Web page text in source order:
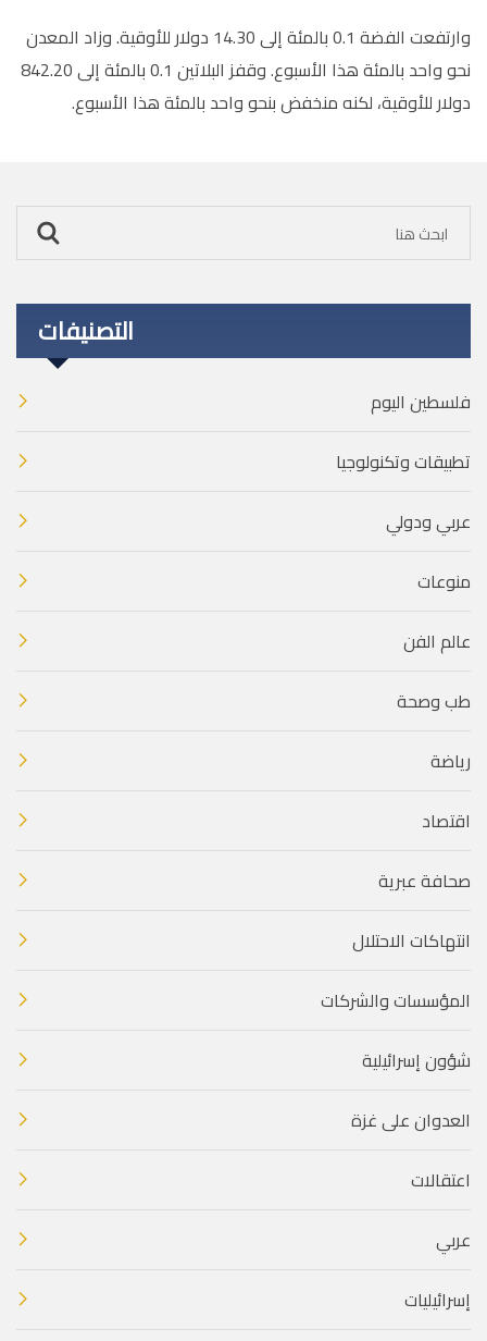
وارتفعت الفضة 0.1 بالمئة إلى 14.30 دولار للأوقية. وزاد المعدن
نحو واحد بالمئة هذا الأسبوع. وقفز البلاتين 0.1 بالمئة إلى 842.20
دولار للأوقية، لكنه منخفض بنحو واحد بالمئة هذا الأسبوع.
التصنيفات
فلسطين اليوم
تطبيقات وتكنولوجيا
عربي ودولي
منوعات
عالم الفن
طب وصحة
رياضة
اقتصاد
صحافة عبرية
انتهاكات الاحتلال
المؤسسات والشركات
شؤون إسرائيلية
العدوان على غزة
اعتقالات
عربي
إسرائيليات